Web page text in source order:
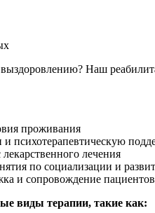
Наш
проживания
психотерапевтическую
лечения
по социализации и
и сопровождение
виды терапии, такие как: